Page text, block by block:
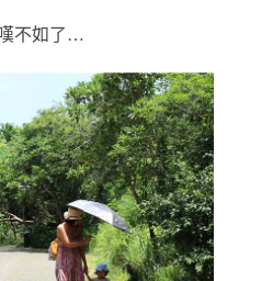
不如了…